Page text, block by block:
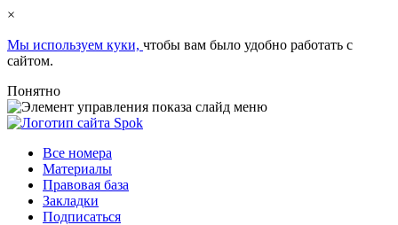
×
Мы используем куки, чтобы вам было удобно работать с
сайтом.
Понятно
Все номера
Материалы
Правовая база
Закладки
Подписаться